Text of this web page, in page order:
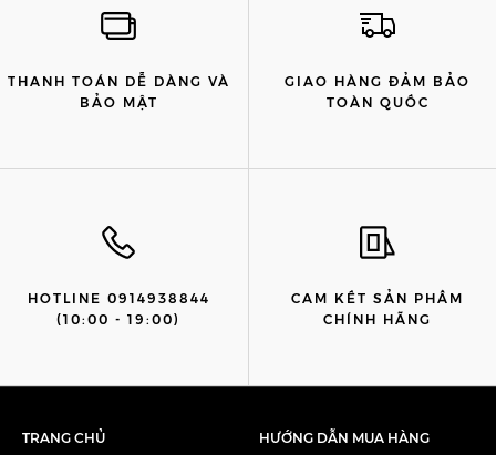
THANH TOÁN DỄ DÀNG VÀ
BẢO MẬT
GIAO HÀNG ĐẢM BẢO
TOÀN QUỐC
HOTLINE 0914938844
(10:00 - 19:00)
CAM KẾT SẢN PHẨM
CHÍNH HÃNG
TRANG CHỦ HƯỚNG DẪN MUA HÀNG